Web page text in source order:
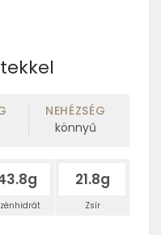
NEHÉZSÉG
könnyű
21.8g
Zsír